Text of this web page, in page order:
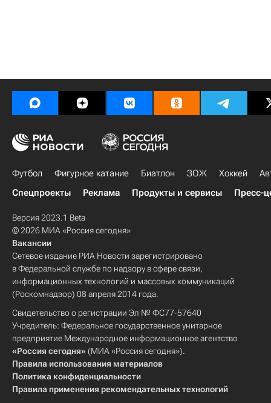
Футбол Фигурное катание Биатлон ЗОЖ Хоккей
Спецпроекты
Реклама Продукты и сервисы Пресс-
Версия 2023.1 Beta
© 2026 МИА «Россия сегодня»
Вакансии
Сетевое издание РИА Новости зарегистрировано
в Федеральной службе по надзору в сфере связи,
информационных технологий и массовых коммуникаций
(Роскомнадзор) 08 апреля 2014 года.
Свидетельство о регистрации Эл № ФС77-57640
Учредитель: Федеральное государственное унитарное
предприятие Международное информационное агентство
«Россия сегодня» (МИА «Россия сегодня»).
Правила использования материалов
Политика конфиденциальности
Правила применения рекомендательных технологий